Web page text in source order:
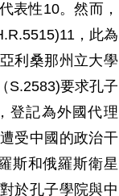
表性10。然而，
，此為
利桑那州立大學
S.2583)要求孔子
登記為外國代理
受中國的政治干
斯和俄羅斯衛星
於孔子學院與中